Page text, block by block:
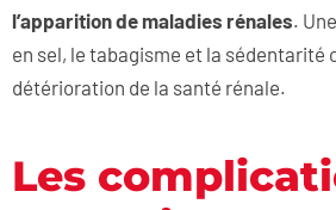
l’apparition de maladies rénales.
en sel, le tabagisme et la sédentarité
détérioration de la santé rénale.
Les